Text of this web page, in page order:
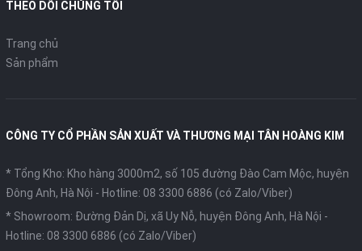
THEO DÕI CHÚNG TÔI
Trang chủ
Sản phẩm
CÔNG TY CỔ PHẦN SẢN XUẤT VÀ THƯƠNG MẠI TÂN HOÀNG KIM
* Tổng Kho: Kho hàng 3000m2, số 105 đường Đào Cam Mộc, huyện
Đông Anh, Hà Nội - Hotline: 08 3300 6886 (có Zalo/Viber)
* Showroom: Đường Đản Dị, xã Uy Nỗ, huyện Đông Anh, Hà Nội -
Hotline: 08 3300 6886 (có Zalo/Viber)